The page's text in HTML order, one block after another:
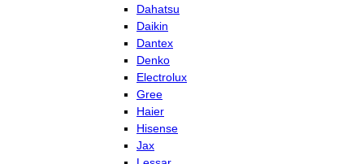
Dahatsu
Daikin
Dantex
Denko
Electrolux
Gree
Haier
Hisense
Jax